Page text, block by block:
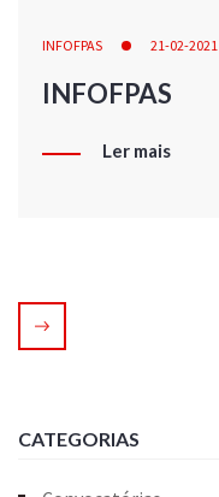
INFOFPAS 21-02-2021
INFOFPAS
Ler mais
CATEGORIAS